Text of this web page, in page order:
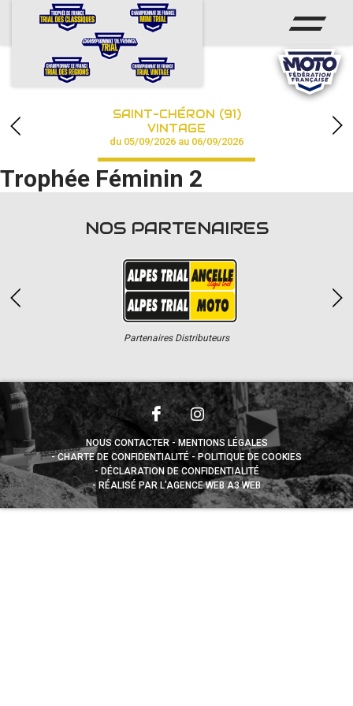
ACCUEIL
CALENDRIER
CHAMPIONNAT
RÉSULTATS
PHOTOS / VIDÉOS
PARTENAIRES
SAINT-CHÉRON (91)
VINTAGE
du 05/09/2026 au 06/09/2026
Trophée Féminin 2
NOS PARTENAIRES
Partenaires Distributeurs
NOUS CONTACTER
MENTIONS LÉGALES
CHARTE DE CONFIDENTIALITÉ
POLITIQUE DE COOKIES
DÉCLARATION DE CONFIDENTIALITÉ
RÉALISÉ PAR L’AGENCE WEB A3 WEB